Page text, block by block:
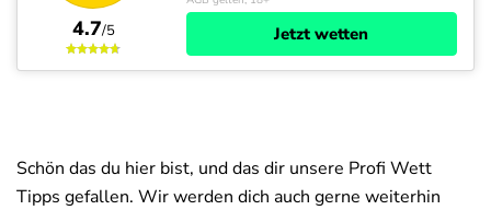
4.7/5 Jetzt wetten
Schön das du hier bist, und das dir unsere Profi Wett
Tipps gefallen. Wir werden dich auch gerne weiterhin